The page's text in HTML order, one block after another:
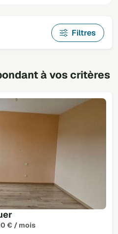
Filtres
à vos critères
€ / mois